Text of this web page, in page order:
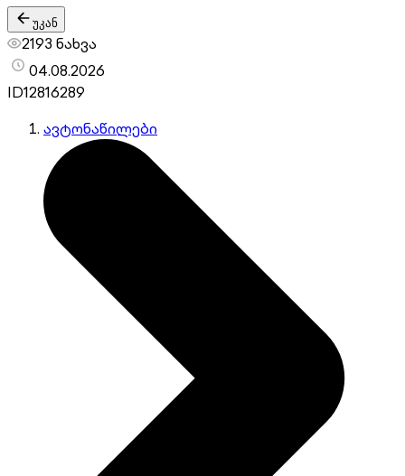
უკან
2193 ნახვა
04.08.2026
ID12816289
ავტონაწილები